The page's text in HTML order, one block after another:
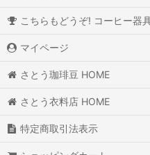
こちらもどうぞ! コーヒー器
マイページ
さとう珈琲豆 HOME
さとう衣料店 HOME
特定商取引法表示